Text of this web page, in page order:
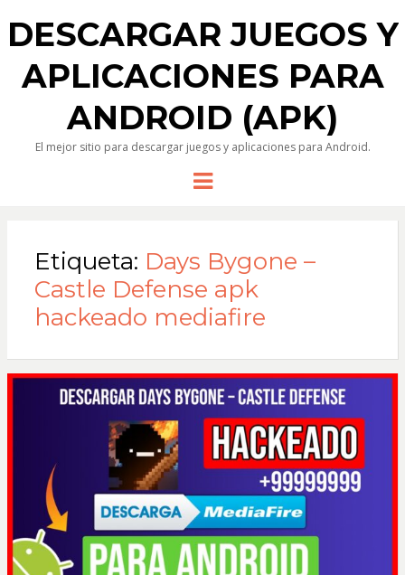
DESCARGAR JUEGOS Y
APLICACIONES PARA
ANDROID (APK)
El mejor sitio para descargar juegos y aplicaciones para Android.
Menu
Etiqueta: Days Bygone –
Castle Defense apk
hackeado mediafire